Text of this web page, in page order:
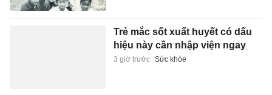
Trẻ mắc sốt xuất huyết có dấu
hiệu này cần nhập viện ngay
3 giờ trước Sức khỏe